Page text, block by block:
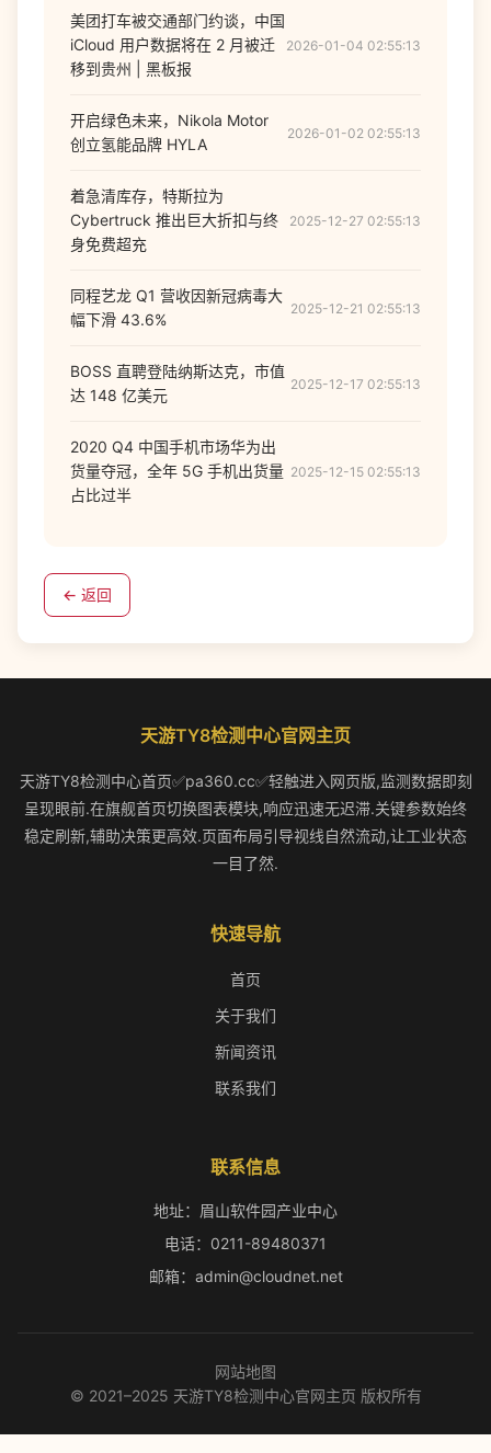
美团打车被交通部门约谈，中国
iCloud 用户数据将在 2 月被迁
移到贵州 | 黑板报
2026-01-04 02:55:13
开启绿色未来，Nikola Motor
创立氢能品牌 HYLA
2026-01-02 02:55:13
着急清库存，特斯拉为
Cybertruck 推出巨大折扣与终
身免费超充
2025-12-27 02:55:13
同程艺龙 Q1 营收因新冠病毒大
幅下滑 43.6%
2025-12-21 02:55:13
BOSS 直聘登陆纳斯达克，市值
达 148 亿美元
2025-12-17 02:55:13
2020 Q4 中国手机市场华为出
货量夺冠，全年 5G 手机出货量
占比过半
2025-12-15 02:55:13
← 返回
天游TY8检测中心官网主页
天游TY8检测中心首页✅pa360.cc✅轻触进入网页版,监测数据即刻
呈现眼前.在旗舰首页切换图表模块,响应迅速无迟滞.关键参数始终
稳定刷新,辅助决策更高效.页面布局引导视线自然流动,让工业状态
一目了然.
快速导航
首页
关于我们
新闻资讯
联系我们
联系信息
地址：眉山软件园产业中心
电话：0211-89480371
邮箱：admin@cloudnet.net
网站地图
© 2021–2025 天游TY8检测中心官网主页 版权所有